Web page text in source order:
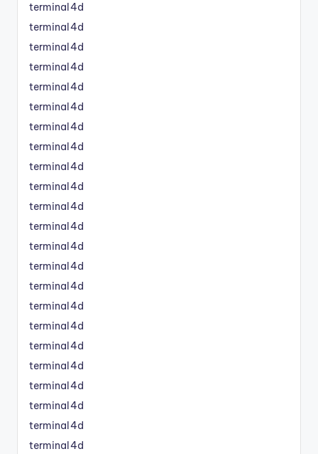
terminal4d
terminal4d
terminal4d
terminal4d
terminal4d
terminal4d
terminal4d
terminal4d
terminal4d
terminal4d
terminal4d
terminal4d
terminal4d
terminal4d
terminal4d
terminal4d
terminal4d
terminal4d
terminal4d
terminal4d
terminal4d
terminal4d
terminal4d